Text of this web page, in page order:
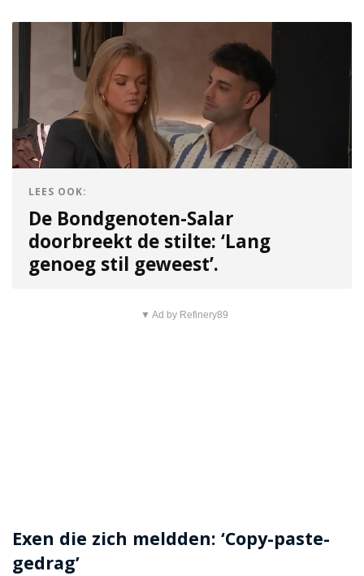
LEES OOK:
De Bondgenoten-Salar
doorbreekt de stilte: ‘Lang
genoeg stil geweest’.
▼ Ad by Refinery89
Exen die zich meldden: ‘Copy-paste-
gedrag’